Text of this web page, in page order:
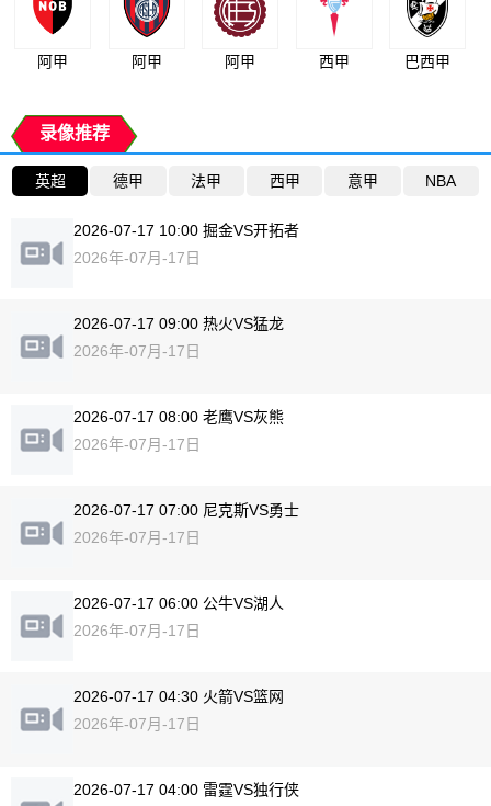
阿甲 阿甲 阿甲 西甲 巴西甲
录像推荐
英超 德甲 法甲 西甲 意甲 NBA
2026-07-17 10:00 掘金VS开拓者
2026年-07月-17日
2026-07-17 09:00 热火VS猛龙
2026年-07月-17日
2026-07-17 08:00 老鹰VS灰熊
2026年-07月-17日
2026-07-17 07:00 尼克斯VS勇士
2026年-07月-17日
2026-07-17 06:00 公牛VS湖人
2026年-07月-17日
2026-07-17 04:30 火箭VS篮网
2026年-07月-17日
2026-07-17 04:00 雷霆VS独行侠